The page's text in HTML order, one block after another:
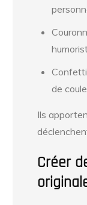
de
Ils
Créer